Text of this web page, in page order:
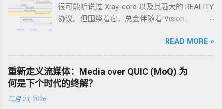
很可能听说过 Xray-core 以及其强大的 REALITY
协议。但围绕着它，总会伴随着 Vision、
关系？各自扮演什么角色？我们能否将它们集
成在一个节点上，打造终极伪装？ 今天，我们
就来一次性说清楚。 核心观点：它们不是“四兄
弟”，而是一个“精英团队” 首先，我们需要明确
一个关键点：xhttp、REALITY、Vision 和 anytls
READ MORE »
重新定义流媒体：Media over QUIC (MoQ) 为
何是下个时代的终解？
二月 23, 2026